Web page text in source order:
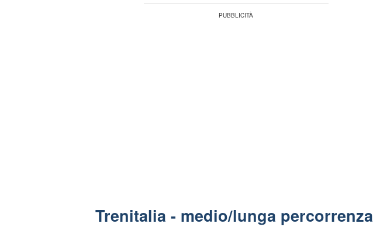
Trenitalia - medio/lunga percorrenza